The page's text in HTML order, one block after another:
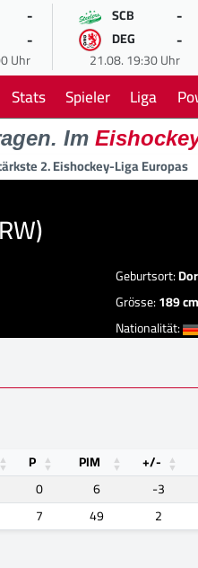
-
-
Uhr
SCB -
DEG -
21.08. 19:30 Uhr
Stats Spieler Liga
Im
2. Eishockey-Liga Europas
Geburtsort:
Grösse:189 cm
Nationalität:
P PIM +/-
0 6 -3
7 49 2